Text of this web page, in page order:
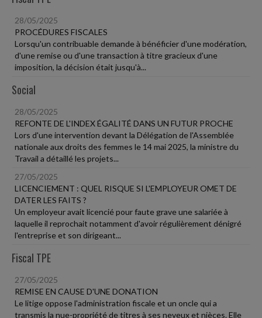
28/05/2025
PROCÉDURES FISCALES
Lorsqu'un contribuable demande à bénéficier d'une modération,
d'une remise ou d'une transaction à titre gracieux d'une
imposition, la décision était jusqu'à...
Social
28/05/2025
REFONTE DE L'INDEX ÉGALITÉ DANS UN FUTUR PROCHE
Lors d'une intervention devant la Délégation de l'Assemblée
nationale aux droits des femmes le 14 mai 2025, la ministre du
Travail a détaillé les projets...
27/05/2025
LICENCIEMENT : QUEL RISQUE SI L'EMPLOYEUR OMET DE
DATER LES FAITS ?
Un employeur avait licencié pour faute grave une salariée à
laquelle il reprochait notamment d'avoir régulièrement dénigré
l'entreprise et son dirigeant...
Fiscal TPE
27/05/2025
REMISE EN CAUSE D'UNE DONATION
Le litige oppose l'administration fiscale et un oncle qui a
transmis la nue-propriété de titres à ses neveux et nièces. Elle